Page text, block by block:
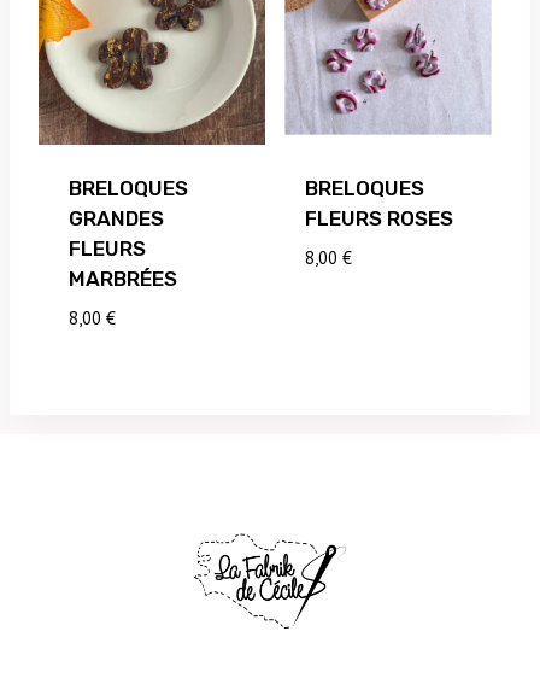
BRELOQUES
GRANDES
FLEURS
MARBRÉES
8,00 €
BRELOQUES
FLEURS ROSES
8,00 €